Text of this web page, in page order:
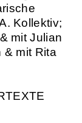
Kollektiv;
mit Julian
& mit Rita